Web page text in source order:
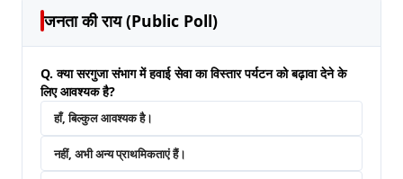
जनता की राय (Public Poll)
Q. क्या सरगुजा संभाग में हवाई सेवा का विस्तार पर्यटन को बढ़ावा देने के
लिए आवश्यक है?
हाँ, बिल्कुल आवश्यक है।
नहीं, अभी अन्य प्राथमिकताएं हैं।